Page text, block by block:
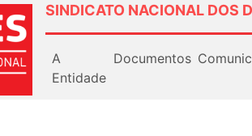
SINDICATO NACIONAL DOS
A
Entidade
Documentos